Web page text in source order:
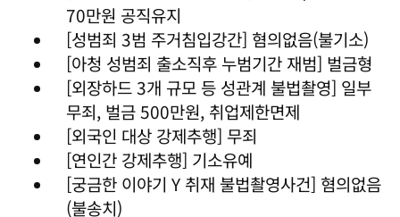
70만원 공직유지
[성범죄 3범 주거침입강간] 혐의없음(불기소)
[아청 성범죄 출소직후 누범기간 재범] 벌금형
[외장하드 3개 규모 등 성관계 불법촬영] 일부
무죄, 벌금 500만원, 취업제한면제
[외국인 대상 강제추행] 무죄
[연인간 강제추행] 기소유예
[궁금한 이야기 Y 취재 불법촬영사건] 혐의없음
(불송치)